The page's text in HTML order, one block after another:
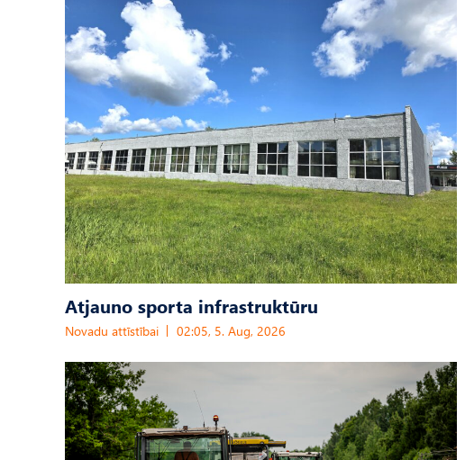
Atjauno sporta infrastruktūru
Novadu attīstībai 02:05, 5. Aug, 2026